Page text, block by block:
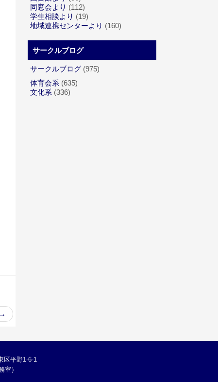
→
同窓会より (112)
学生相談より (19)
地域連携センターより (160)
サークルブログ
サークルブログ (975)
体育会系 (635)
文化系 (336)
区平野1-6-1
室）